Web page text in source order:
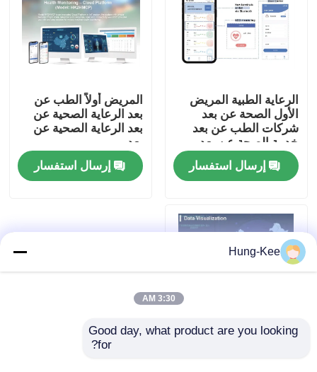
منزل
المنتجات
أشرطة فيديو
عرض الواقع الافتراضي
الرعاية الطبية المريض
الأول الصحة عن بعد
شركات الطب عن بعد
خدمة الصحة عن بعد
إرسال استفسار
المريض أولاً الطب عن
بعد الرعاية الصحية عن
بعد الرعاية الصحية عن
بعد
إرسال استفسار
Hung-Kee
3:30 AM
Good day, what product are you looking
for?